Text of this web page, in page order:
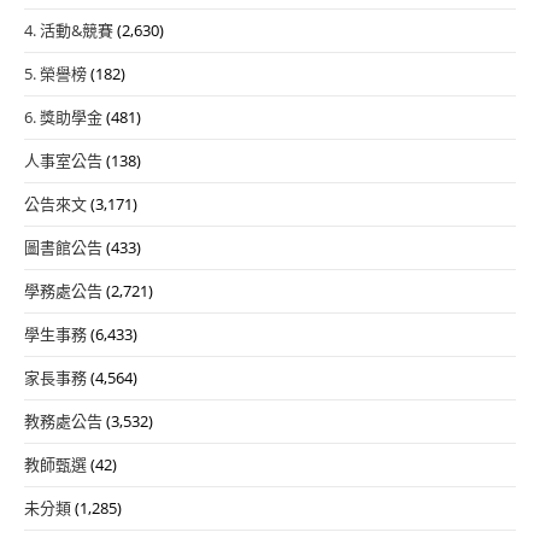
4. 活動&競賽(2,630)
5. 榮譽榜(182)
6. 獎助學金(481)
人事室公告(138)
公告來文(3,171)
圖書館公告(433)
學務處公告(2,721)
學生事務(6,433)
家長事務(4,564)
教務處公告(3,532)
教師甄選(42)
未分類(1,285)